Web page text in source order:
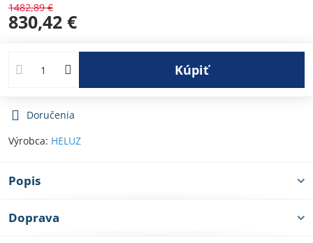
1482,89 €
830,42 €
Kúpiť
Doručenia
Výrobca: HELUZ
Popis
Doprava